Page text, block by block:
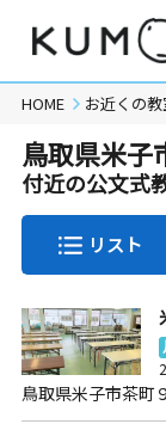
HOME お近くの
鳥取県米子
付近の公文式
リスト
鳥取県米子市茶